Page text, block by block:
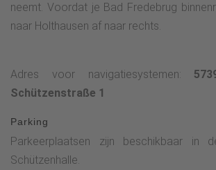
neemt. Voordat je Bad Fredebrug
naar Holthausen af naar rechts.
Adres voor navigatiesystemen:
Schützenstraße 1
Parking
Parkeerplaatsen zijn beschikbaar in
Schützenhalle.